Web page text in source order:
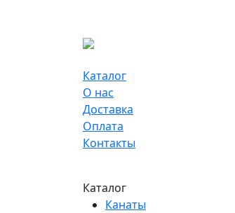
Каталог
О нас
Доставка
Оплата
Контакты
Каталог
Канаты